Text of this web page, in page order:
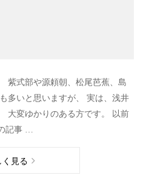
紫式部や源頼朝、松尾芭蕉、島
多いと思いますが、 実は、浅井
大変ゆかりのある方です。 以前
記事 …
く見る